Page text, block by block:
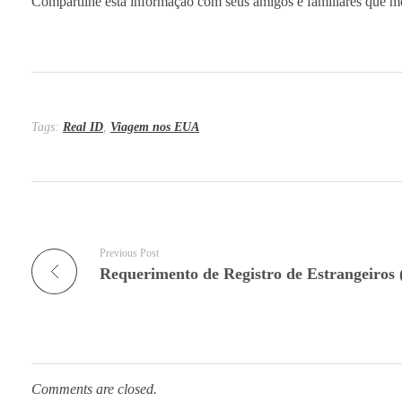
Tags: Real ID, Viagem nos EUA
Previous Post
Comments are closed.